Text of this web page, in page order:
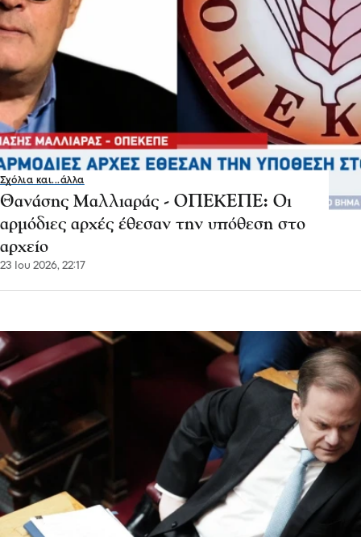
Σχόλια και...άλλα
Θανάσης Μαλλιαράς - ΟΠΕΚΕΠΕ: Οι
αρμόδιες αρχές έθεσαν την υπόθεση στο
αρχείο
23 Ιου 2026, 22:17